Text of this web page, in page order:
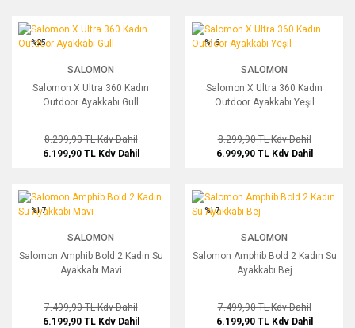
Salomon X Ultra 360 Kadın Outdoor Ayakkabı Gull
%25
SALOMON
Salomon X Ultra 360 Kadın
Outdoor Ayakkabı Gull
8.299,90 TLKdv Dahil
6.199,90 TL Kdv Dahil
Salomon X Ultra 360 Kadın Outdoor
%16
SALOMON
Salomon X Ultra 360 Kadın
Outdoor Ayakkabı Yeşil
8.299,90 TLKdv Dahil
6.999,90 TL Kdv Dahil
Salomon Amphib Bold 2 Kadın Su Ayakkabı Mavi
%17
SALOMON
Salomon Amphib Bold 2 Kadın Su
Ayakkabı Mavi
7.499,90 TLKdv Dahil
6.199,90 TL Kdv Dahil
Salomon Amphib Bold 2 Kadın Su
%17
SALOMON
Salomon Amphib Bold 2 Kadın Su
Ayakkabı Bej
7.499,90 TLKdv Dahil
6.199,90 TL Kdv Dahil